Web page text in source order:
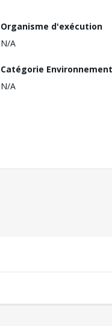
Organisme d'exécution
N/A
Catégorie
N/A